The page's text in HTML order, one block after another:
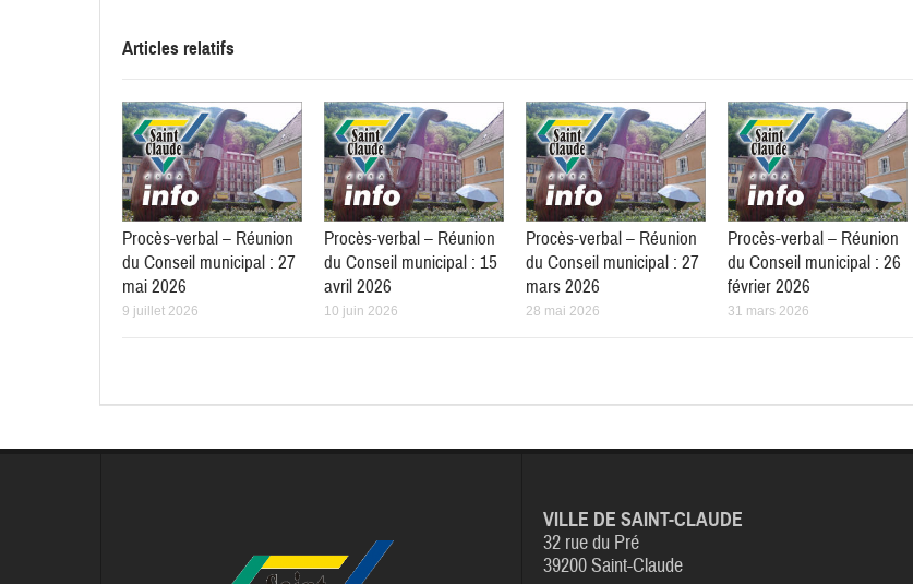
Articles relatifs
Procès-verbal – Réunion
du Conseil municipal : 27
mai 2026
9 juillet 2026
Procès-verbal – Réunion
du Conseil municipal : 15
avril 2026
10 juin 2026
Procès-verbal – Réunion
du Conseil municipal : 27
mars 2026
28 mai 2026
Procès-verbal – Réunion
du Conseil municipal : 26
février 2026
31 mars 2026
VILLE DE SAINT-CLAUDE
32 rue du Pré
39200 Saint-Claude